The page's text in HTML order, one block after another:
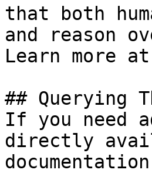
that both
and reason
Learn more
## Querying
If you need
directly